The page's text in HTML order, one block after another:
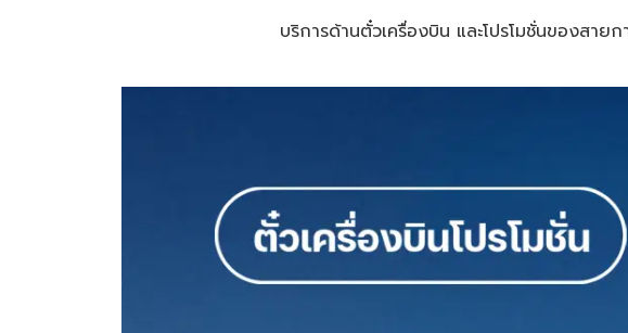
บริการด้านตั๋วเครื่องบิน และโปรโมชั่นของสา